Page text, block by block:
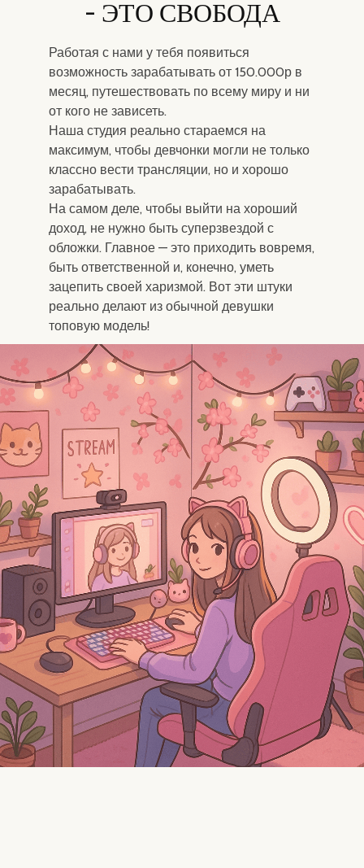
- ЭТО СВОБОДА
Работая с нами у тебя появиться
возможность зарабатывать от 150.000р в
месяц, путешествовать по всему миру и ни
от кого не зависеть.
Наша студия реально стараемся на
максимум, чтобы девчонки могли не только
классно вести трансляции, но и хорошо
зарабатывать.
На самом деле, чтобы выйти на хороший
доход, не нужно быть суперзвездой с
обложки. Главное — это приходить вовремя,
быть ответственной и, конечно, уметь
зацепить своей харизмой. Вот эти штуки
реально делают из обычной девушки
топовую модель!